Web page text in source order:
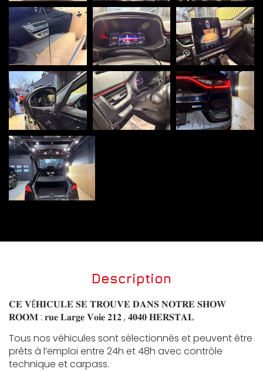
Description
𝐂𝐄 𝐕É𝐇𝐈𝐂𝐔𝐋𝐄 𝐒𝐄 𝐓𝐑𝐎𝐔𝐕𝐄 𝐃𝐀𝐍𝐒 𝐍𝐎𝐓𝐑𝐄 𝐒𝐇𝐎𝐖
𝐑𝐎𝐎𝐌 : 𝐫𝐮𝐞 𝐋𝐚𝐫𝐠𝐞 𝐕𝐨𝐢𝐞 𝟐𝟏𝟐 , 𝟒𝟎𝟒𝟎 𝐇𝐄𝐑𝐒𝐓𝐀𝐋
Tous nos véhicules sont sélectionnés et peuvent être
prêts à l’emploi entre 24h et 48h avec contrôle
technique et carpass.